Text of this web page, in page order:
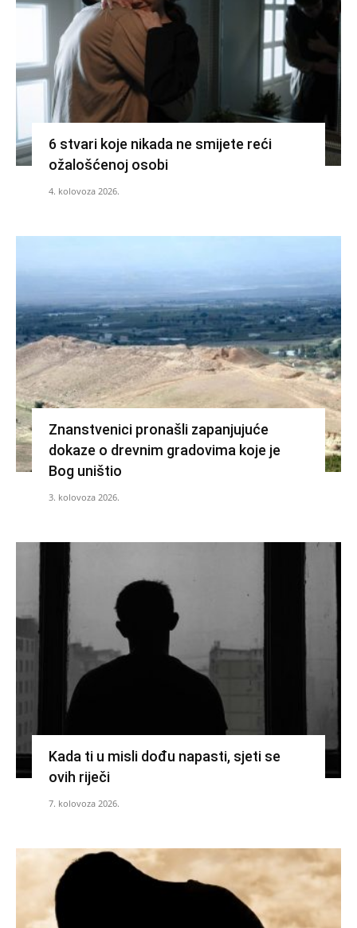
6 stvari koje nikada ne smijete reći
ožalošćenoj osobi
4. kolovoza 2026.
Znanstvenici pronašli zapanjujuće
dokaze o drevnim gradovima koje je
Bog uništio
3. kolovoza 2026.
Kada ti u misli dođu napasti, sjeti se
ovih riječi
7. kolovoza 2026.